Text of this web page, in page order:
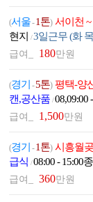
(서울-1톤) 서이천
현지/3일근무 (화
급여_ 180만원
(경기 -5톤) 평택-양
캔,공산품/08,09:00
급여_ 1,500만원
(경기 -1톤) 시흥월
급식/08:00 - 15:00
급여_360만원